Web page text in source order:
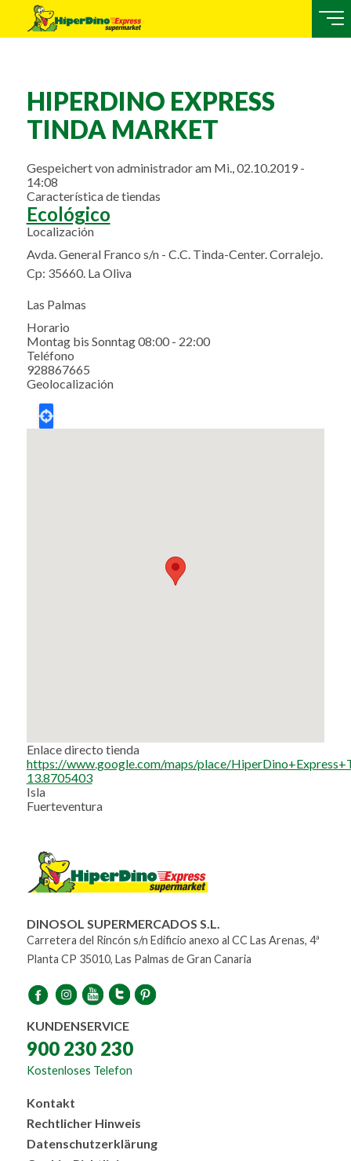
HIPERDINO EXPRESS
TINDA MARKET
Gespeichert vonadministradoram Mi., 02.10.2019 -
14:08
Característica de tiendas
Ecológico
Localización
Avda. General Franco s/n - C.C. Tinda-Center. Corralejo.
Cp: 35660. La Oliva
Las Palmas
Horario
Montag bis Sonntag 08:00 - 22:00
Teléfono
928867665
Geolocalización
Enlace directo tienda
https://www.google.com/maps/place/
13.8705403
Isla
Fuerteventura
DINOSOL SUPERMERCADOS S.L.
Carretera del Rincón s/n Edificio anexo al CC Las Arenas, 4ª
Planta CP 35010, Las Palmas de Gran Canaria
KUNDENSERVICE
900 230 230
Kostenloses Telefon
Menú
al
pie
Kontakt
Rechtlicher Hinweis
Datenschutzerklärung